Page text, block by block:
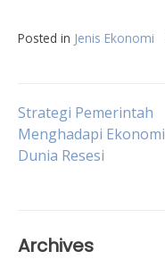
Posted in Jenis Ekonomi
Post
navigation
Strategi Pemerintah
Menghadapi Ekonomi
Dunia Resesi
Archives